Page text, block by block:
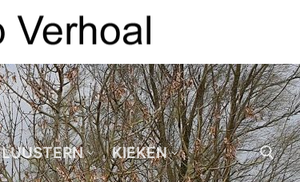
LUUSTERN KIEKEN